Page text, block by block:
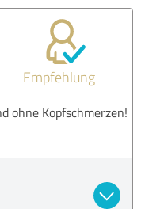
Empfehlung
ohne Kopfschmerzen!